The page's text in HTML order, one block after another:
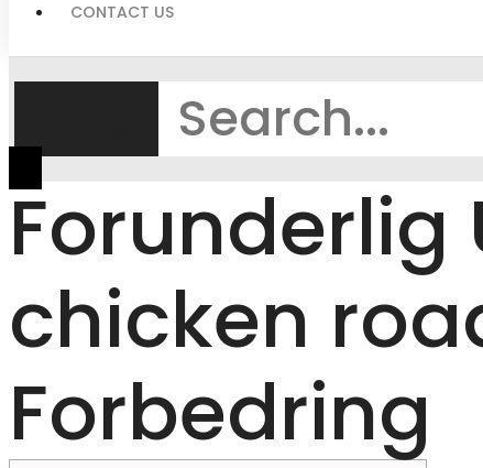
CONTACT US
chicken
Forbedring